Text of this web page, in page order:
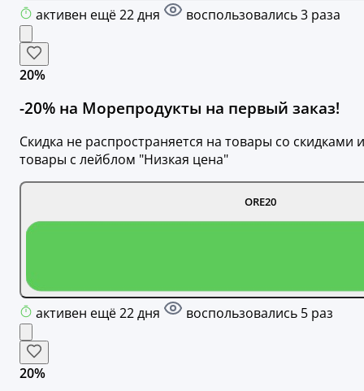
активен ещё 22 дня воспользовались 3 раза
20%
-20% на Морепродукты на первый заказ!
Скидка не распространяется на товары со скидками и
товары с лейблом "Низкая цена"
ORE20
активен ещё 22 дня воспользовались 5 раз
20%